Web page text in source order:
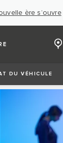
ère s’ouvre
DU VÉHICULE